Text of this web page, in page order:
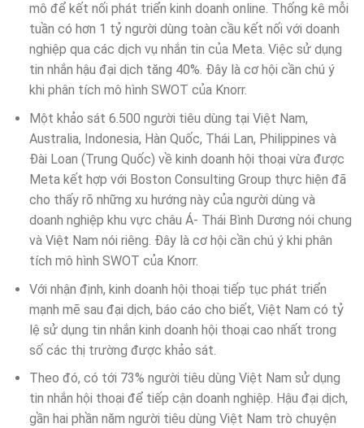
mô để kết nối phát triển kinh doanh online. Thống kê mỗi
tuần có hơn 1 tỷ người dùng toàn cầu kết nối với doanh
nghiệp qua các dịch vụ nhắn tin của Meta. Việc sử dụng
tin nhắn hậu đại dịch tăng 40%. Đây là cơ hội cần chú ý
khi phân tích mô hình SWOT của Knorr.
Một khảo sát 6.500 người tiêu dùng tại Việt Nam,
Australia, Indonesia, Hàn Quốc, Thái Lan, Philippines và
Đài Loan (Trung Quốc) về kinh doanh hội thoại vừa được
Meta kết hợp với Boston Consulting Group thực hiện đã
cho thấy rõ những xu hướng này của người dùng và
doanh nghiệp khu vực châu Á- Thái Bình Dương nói chung
và Việt Nam nói riêng. Đây là cơ hội cần chú ý khi phân
tích mô hình SWOT của Knorr.
Với nhận định, kinh doanh hội thoại tiếp tục phát triển
mạnh mẽ sau đại dịch, báo cáo cho biết, Việt Nam có tỷ
lệ sử dụng tin nhắn kinh doanh hội thoại cao nhất trong
số các thị trường được khảo sát.
Theo đó, có tới 73% người tiêu dùng Việt Nam sử dụng
tin nhắn hội thoại để tiếp cận doanh nghiệp. Hậu đại dịch,
gần hai phần năm người tiêu dùng Việt Nam trò chuyện